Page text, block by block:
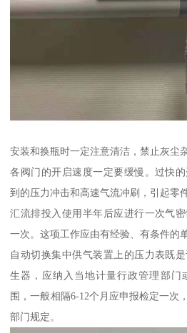
安装和换瓶时一定注意清洁，禁止灰尘
各阀门的开启速度一定要缓慢。过快
到的压力冲击和高速气流冲刷，引起零
汇流排投入使用半年后应进行一次气
一次。这项工作应由有经验、有条件的
自动切换集中供气装置上的压力表既
生器，应纳入当地计量行政管理部门
围，一般相隔6-12个月应申报检定一次
部门规定。